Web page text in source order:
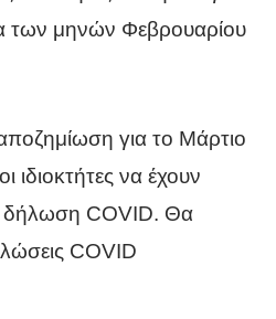
των μηνών Φεβρουαρίου
για το Μάρτιο
ιδιοκτήτες να έχουν
δήλωση COVID. Θα
COVID